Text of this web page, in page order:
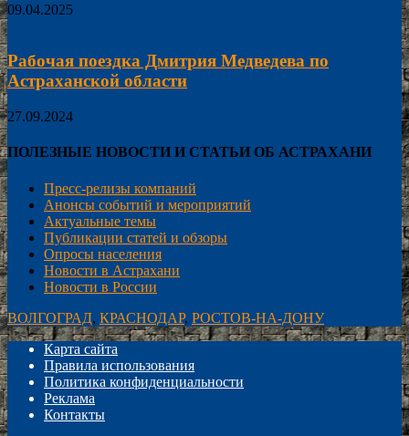
09.04.2025
Рабочая поездка Дмитрия Медведева по
Астраханской области
27.09.2024
ПОЛЕЗНЫЕ НОВОСТИ И СТАТЬИ ОБ АСТРАХАНИ
Пресс-релизы компаний
Анонсы событий и мероприятий
Актуальные темы
Публикации статей и обзоры
Опросы населения
Новости в Астрахани
Новости в России
ВОЛГОГРАД, КРАСНОДАР, РОСТОВ-НА-ДОНУ
Карта сайта
Правила использования
Политика конфиденциальности
Реклама
Контакты